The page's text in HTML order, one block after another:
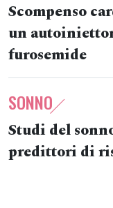
Scompenso
un
furosemide
SONNO
Studi del
predittori di